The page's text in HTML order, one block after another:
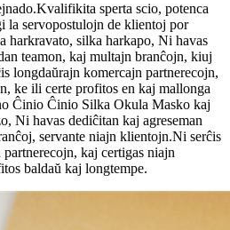
sperta scio, potenca
la servopostulojn de klientoj por
harkravato, silka harkapo, Ni havas
teamon, kaj multajn branĉojn, kiuj
longdaŭrajn komercajn partnerecojn,
ke ili certe profitos en kaj mallonga
Ĉinio Ĉinio Silka Okula Masko kaj
Ni havas dediĉitan kaj agreseman
servante niajn klientojn.Ni serĉis
kaj certigas niajn
baldaŭ kaj longtempe.